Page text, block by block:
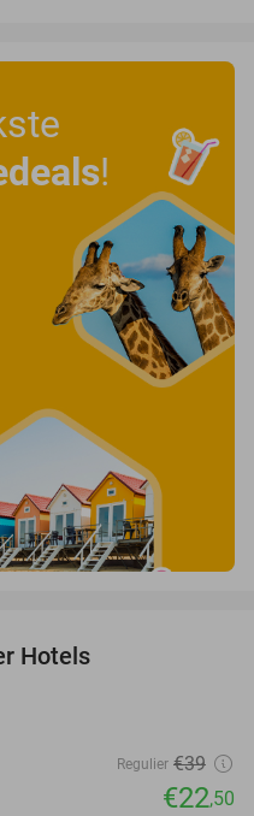
!
Hotels
Regulier €39
€22,50